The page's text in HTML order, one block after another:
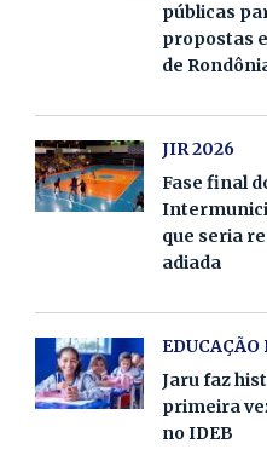
públicas
propostas
de
JIR 2026
Fase final
que seria
adiada
EDUCAÇÃO
Jaru faz
primeira
no IDEB